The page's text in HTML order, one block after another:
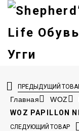
ПРЕДЫДУЩИЙ
Главная WOZ
WOZ PAPILLON
СЛЕДУЮЩИЙ ТОВАР